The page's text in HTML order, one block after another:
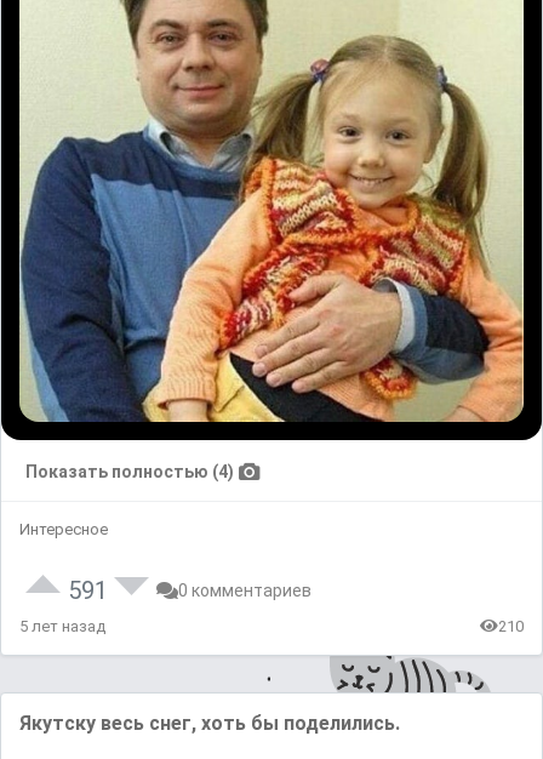
Показать полностью (4)
Интересное
591 0 комментариев
5 лет назад 210
Якутску весь снег, хоть бы поделились.